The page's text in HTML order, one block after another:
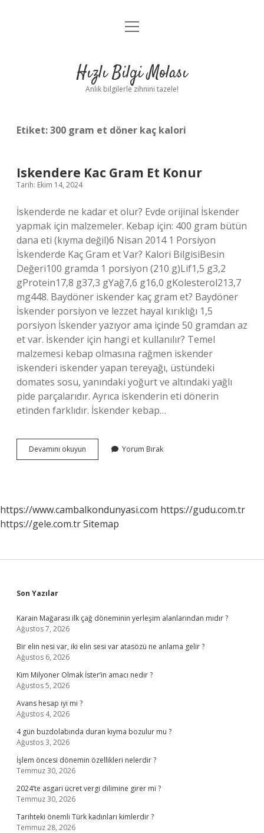
Anasayfa
Yasal Uyarı
menüyü
Hızlı Bilgi Molası
Anlık bilgilerle zihnini tazele!
Etiket:300 gram et döner kaç kalori
Iskendere Kac Gram Et Konur
Tarih: Ekim 14, 2024
İskenderde ne kadar et olur? Evde orijinal İskender
yapmak için malzemeler. Kebap için: 400 gram bütün
dana eti (kıyma değil)6 Nisan 2014 1 Porsiyon
İskenderde Kaç Gram et Var? Kalori BilgisiBesin
Değeri100 gramda 1 porsiyon (210 g)Lif1,5 g3,2
gProtein17,8 g37,3 gYağ7,6 g16,0 gKolesterol213,7
mg448. Baydöner iskender kaç gram et? Baydöner
İskender porsiyon ve lezzet hayal kırıklığı 1,5
porsiyon İskender yazıyor ama içinde 50 gramdan az
et var. İskender için hangi et kullanılır? Temel
malzemesi kebap olmasına rağmen iskender
iskenderi iskender yapan tereyağı, üstündeki
domates sosu, yanındaki yoğurt ve altındaki yağlı
pide parçalarıdır. Ayrıca iskenderin eti dönerin
etinden farklıdır. İskender kebap…
Devamını okuyun Iskendere
Kac
Yorum Bırak
https://www.cambalkondunyasi.com https://gudu.com.tr
https://gele.com.trSitemap
Sidebar
Son Yazılar
Karain Mağarası ilk çağ döneminin yerleşim alanlarından mıdır ?
Ağustos 7, 2026
Bir elin nesi var, iki elin sesi var atasözü ne anlama gelir ?
Ağustos 6, 2026
Kim Milyoner Olmak İster’in amacı nedir ?
Ağustos 5, 2026
Avans hesap iyi mi ?
Ağustos 4, 2026
4 gün buzdolabında duran kıyma bozulur mu ?
Ağustos 3, 2026
İşlem öncesi dönemin özellikleri nelerdir ?
Temmuz 30, 2026
2024’te asgari ücret vergi dilimine girer mi ?
Temmuz 30, 2026
Tarihteki önemli Türk kadınları kimlerdir ?
Temmuz 28, 2026